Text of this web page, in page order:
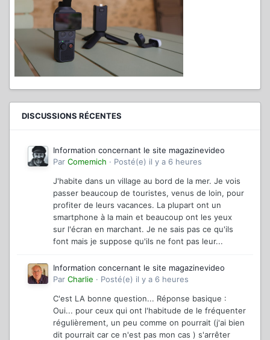
DISCUSSIONS RÉCENTES
Information concernant le site magazinevideo
Par Comemich · Posté(e) il y a 6 heures
J'habite dans un village au bord de la mer. Je vois
passer beaucoup de touristes, venus de loin, pour
profiter de leurs vacances. La plupart ont un
smartphone à la main et beaucoup ont les yeux
sur l'écran en marchant. Je ne sais pas ce qu'ils
font mais je suppose qu'ils ne font pas leur...
Information concernant le site magazinevideo
Par Charlie · Posté(e) il y a 6 heures
C'est LA bonne question... Réponse basique :
Oui... pour ceux qui ont l'habitude de le fréquenter
régulièrement, un peu comme on pourrait (j'ai bien
dit pourrait car ce n'est pas mon cas ) s'arrêter